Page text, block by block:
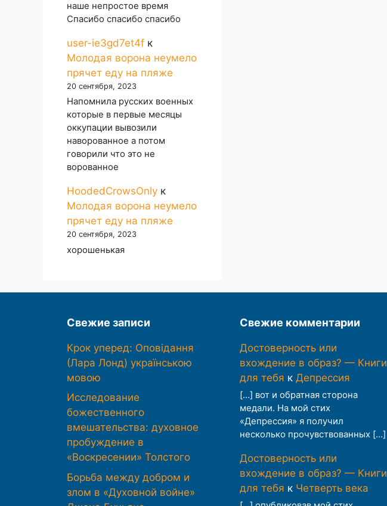
наше непростое время
Спасибо спасибо спасибо
user-ie3gd7et4f к
Молодая ворона неумело
прячет еду на пляже
20 сентября, 2023
Напомнила русских военных
которые в первые месяцы
оккупации вывозили
наворованное а потом
говорили что это не
ворованное
HoodedCrowsOnly к
Молодая ворона неумело
прячет еду на пляже
20 сентября, 2023
хорошенькая
Свежие записи
Крок уперед: Оповідання
(Лара Лонд) українською
мовою
Исследование
божественного
вмешательства: духовное
пробуждение в
«Воскресении» Толстого
Борьба между добром и
злом в «Духовной войне»
Свежие комментарии
Достоверность или
вхождение в образ? — Книги
для тебя к Депрессия
[…] вот и обратная сторона
медали. На мой стих
«Депрессия» я получил
несколько прочувствованных […]
Достоверность или
вхождение в образ? — Книги
для тебя к Четверть века